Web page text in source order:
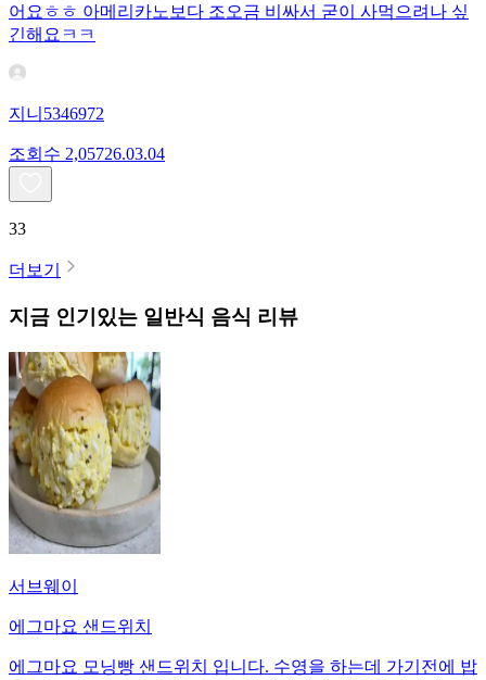
어요ㅎㅎ 아메리카노보다 조오금 비싸서 굳이 사먹으려나 싶
긴해요ㅋㅋ
지니5346972
조회수 2,05726.03.04
33
더보기
지금 인기있는 일반식 음식 리뷰
서브웨이
에그마요 샌드위치
에그마요 모닝빵 샌드위치 입니다. 수영을 하는데 가기전에 밥